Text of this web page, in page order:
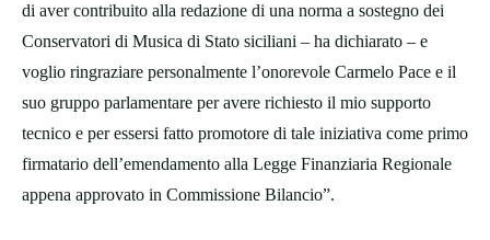
di aver contribuito alla redazione di una norma a sostegno dei
Conservatori di Musica di Stato siciliani – ha dichiarato – e
voglio ringraziare personalmente l’onorevole Carmelo Pace e il
suo gruppo parlamentare per avere richiesto il mio supporto
tecnico e per essersi fatto promotore di tale iniziativa come primo
firmatario dell’emendamento alla Legge Finanziaria Regionale
appena approvato in Commissione Bilancio”.